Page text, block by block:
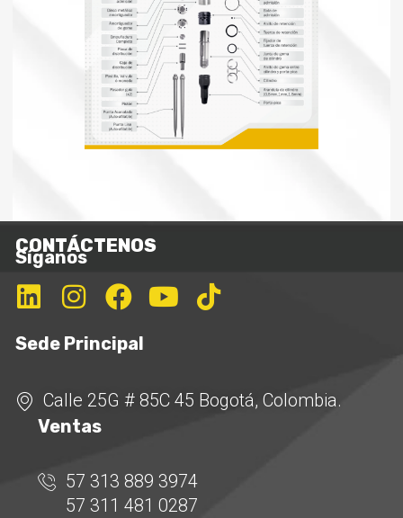
CONTÁCTENOS
Síganos
Sede Principal
Calle 25G # 85C 45 Bogotá, Colombia.
Ventas
57 313 889 3974
57 311 481 0287